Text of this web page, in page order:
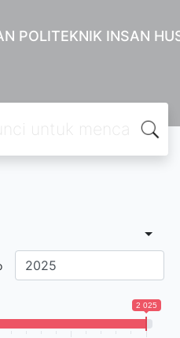
POLITEKNIK INSAN
2 025